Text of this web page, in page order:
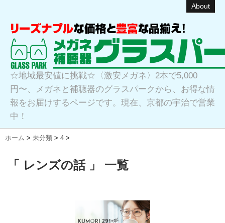
About
☆地域最安値に挑戦☆〈激安メガネ〉2本で5,000
円〜、メガネと補聴器のグラスパークから、お得な情
報をお届けするページです。現在、京都の宇治で営業
中！
ホーム > 未分類 > 4 >
「 レンズの話 」 一覧